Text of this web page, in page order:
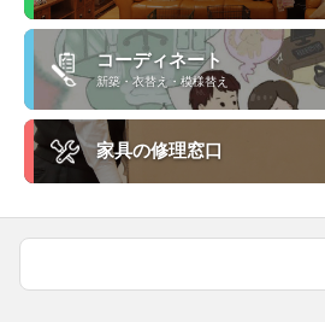
コーディネート
新築・衣替え・模様替え
家具の修理窓口